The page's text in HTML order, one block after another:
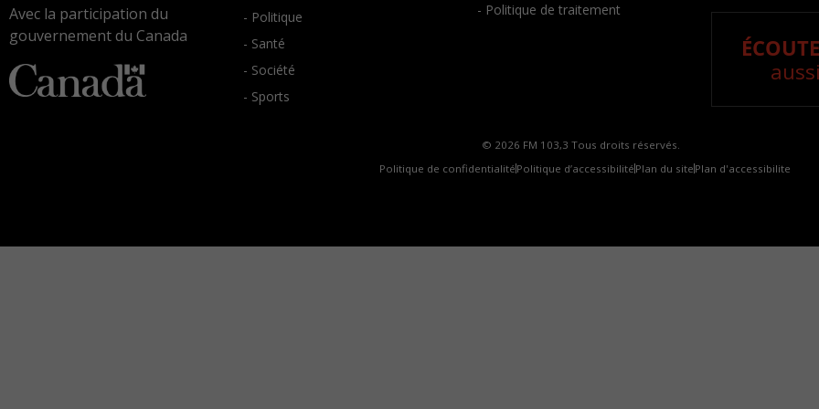
Avec la participation du
gouvernement du Canada
- Politique
- Santé
- Société
- Sports
- Politique de traitement
© 2026 FM 103,3 Tous droits réservés.
Politique de confidentialité Politique d’accessibilité Plan du site Plan d'accessibilite